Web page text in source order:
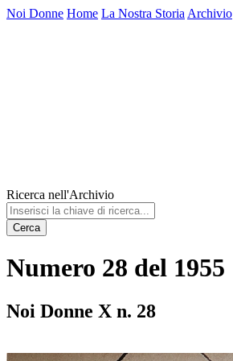
Noi Donne Home La Nostra Storia Archivio
Ricerca nell'Archivio
Cerca
Numero 28 del 1955
Noi Donne X n. 28